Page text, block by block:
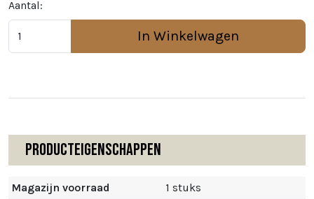
Aantal:
In Winkelwagen
Producteigenschappen
Magazijn voorraad
1 stuks